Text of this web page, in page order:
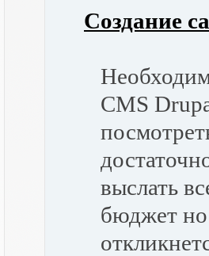
Создание
CMS
выслать
бюджет но